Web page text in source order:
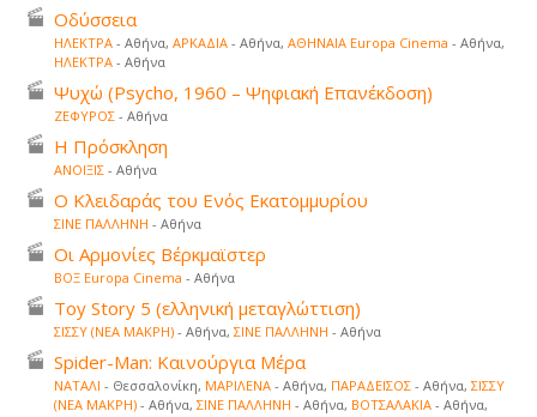
Οδύσσεια
ΗΛΕΚΤΡΑ - Αθήνα, ΑΡΚΑΔΙΑ - Αθήνα, ΑΘΗΝΑΙΑ Europa Cinema - Αθήνα,
ΗΛΕΚΤΡΑ - Αθήνα
Ψυχώ (Psycho, 1960 – Ψηφιακή Επανέκδοση)
ΖΕΦΥΡΟΣ - Αθήνα
Η Πρόσκληση
ΑΝΟΙΞΙΣ - Αθήνα
Ο Κλειδαράς του Ενός Εκατομμυρίου
ΣΙΝΕ ΠΑΛΛΗΝΗ - Αθήνα
Οι Αρμονίες Βέρκμαϊστερ
ΒΟΞ Europa Cinema - Αθήνα
Toy Story 5 (ελληνική μεταγλώττιση)
ΣΙΣΣΥ (ΝΕΑ ΜΑΚΡΗ) - Αθήνα, ΣΙΝΕ ΠΑΛΛΗΝΗ - Αθήνα
Spider-Man: Καινούργια Μέρα
ΝΑΤΑΛΙ - Θεσσαλονίκη, ΜΑΡΙΛΕΝΑ - Αθήνα, ΠΑΡΑΔΕΙΣΟΣ - Αθήνα, ΣΙΣΣΥ
(ΝΕΑ ΜΑΚΡΗ) - Αθήνα, ΣΙΝΕ ΠΑΛΛΗΝΗ - Αθήνα, ΒΟΤΣΑΛΑΚΙΑ - Αθήνα,